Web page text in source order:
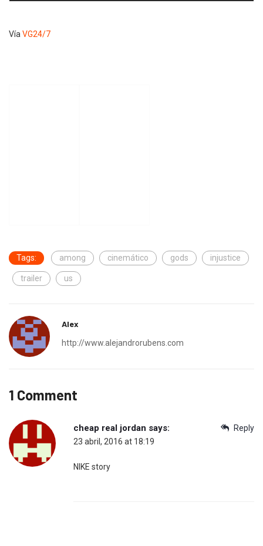
Vía VG24/7
Tags: among cinemático gods injustice
trailer us
Alex
http://www.alejandrorubens.com
1 Comment
Reply
cheap real jordan says:
23 abril, 2016 at 18:19
NIKE story